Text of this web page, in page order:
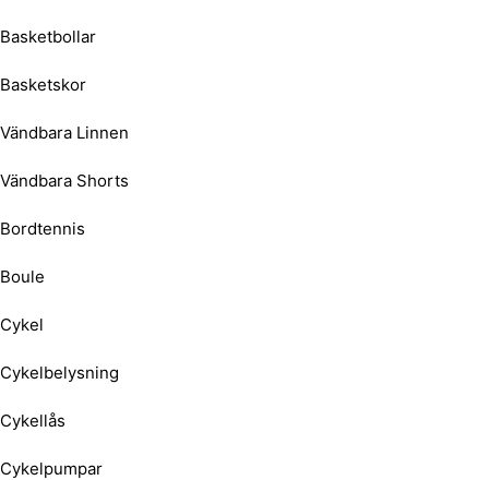
Basketbollar
Basketskor
Vändbara Linnen
Vändbara Shorts
Bordtennis
Boule
Cykel
Cykelbelysning
Cykellås
Cykelpumpar